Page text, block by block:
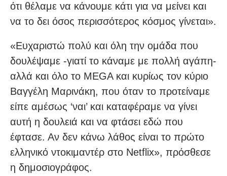
ότι θέλαμε να κάνουμε κάτι για να μείνει και
να το δει όσος περισσότερος κόσμος γίνεται».
«Ευχαριστώ πολύ και όλη την ομάδα που
δουλέψαμε -γιατί το κάναμε με πολλή αγάπη-
αλλά και όλο το MEGA και κυρίως τον κύριο
Βαγγέλη Μαρινάκη, που όταν το προτείναμε
είπε αμέσως ‘ναι’ και καταφέραμε να γίνει
αυτή η δουλειά και να φτάσει εδώ που
έφτασε. Αν δεν κάνω λάθος είναι το πρώτο
ελληνικό ντοκιμαντέρ στο Netflix», πρόσθεσε
η δημοσιογράφος.